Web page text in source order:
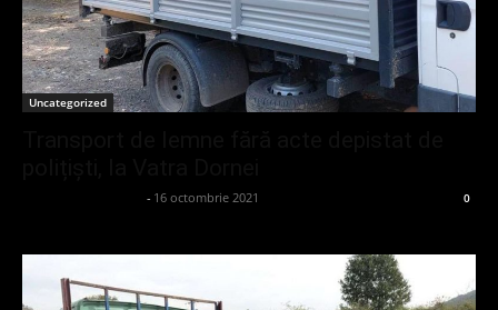
Uncategorized
- 16 octombrie 2021 0